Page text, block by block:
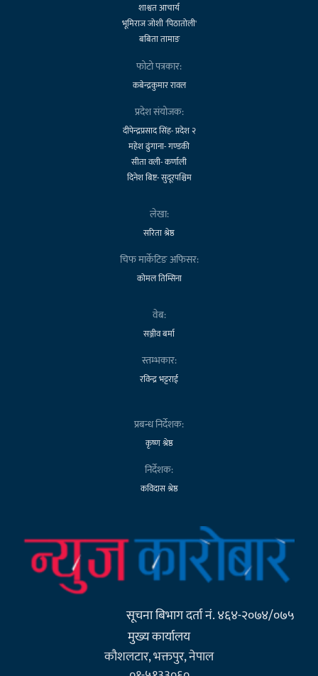
शाश्वत आचार्य
भूमिराज जोशी 'पिठातोली'
बबिता तामाङ
फोटो पत्रकार:
कबेन्द्रकुमार रावल
प्रदेश संयोजक:
दीपेन्द्रप्रसाद सिंह- प्रदेश २
महेश ढुंगाना- गण्डकी
सीता वली- कर्णाली
दिनेश बिष्ट- सुदूरपश्चिम
लेखा:
सरिता श्रेष्ठ
चिफ मार्केटिङ अफिसर:
कोमल तिम्सिना
वेब:
सञ्जीव बर्मा
स्तम्भकार:
रविन्द्र भट्टराई
प्रबन्ध निर्देशक:
कृष्ण श्रेष्ठ
निर्देशक:
कविदास श्रेष्ठ
सूचना बिभाग दर्ता नं. ४६४-२०७४/०७५
मुख्य कार्यालय
कौशलटार, भक्तपुर, नेपाल